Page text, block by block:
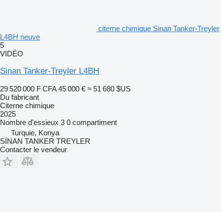
citerne chimique Sinan Tanker-Treyler
L4BH neuve
5
VIDÉO
Sinan Tanker-Treyler L4BH
29 520 000 F CFA 45 000 € ≈ 51 680 $US
Du fabricant
Citerne chimique
2025
Nombre d'essieux 3 0 compartiment
Turquie, Konya
SİNAN TANKER TREYLER
Contacter le vendeur